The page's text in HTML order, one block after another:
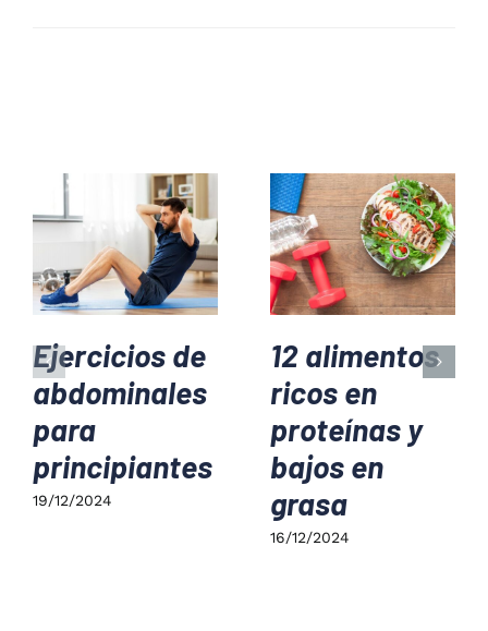
Ejercicios de
abdominales
para
principiantes
19/12/2024
12 alimentos
ricos en
proteínas y
bajos en
grasa
16/12/2024